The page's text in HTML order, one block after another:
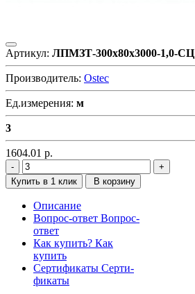
Артикул: ЛПМЗТ-300х80х3000-1,0-СЦ
Производитель: Ostec
Ед.измерения: м
3
1604.01 р.
Купить в 1 клик В корзину
Описание
Вопрос-ответ Вопрос-
ответ
Как купить? Как
купить
Сертификаты Серти-
фикаты